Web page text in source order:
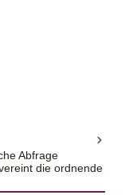
ein oder benutze die
Abfrage
die ordnende